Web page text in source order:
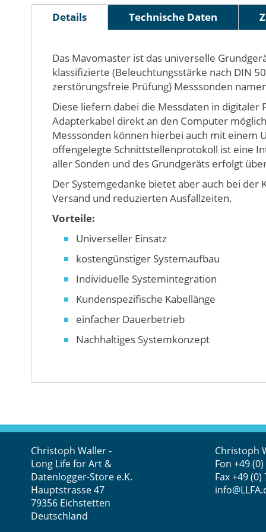
Bildergalerie
springenDetails
Das Mavomaster ist das universelle
klassifizierte (Beleuchtungsstärke nach DIN
zerstörungsfreie Prüfung) Messsonden
Diese liefern dabei die Messdaten in digitaler
Adapterkabel direkt an den Computer
Messsonden können hierbei auch mit einem
offengelegte Schnittstellenprotokoll ist eine
aller Sonden und des Grundgeräts erfolgt
Der Systemgedanke bietet aber auch bei
Versand und reduzierten Ausfallzeiten.
Vorteile:
Universeller Einsatz
kostengünstiger Systemaufbau
Individuelle Systemintegration
Kundenspezifische Kabellänge
einfacher Dauerbetrieb
Nachhaltiges Systemkonzept
Technische Daten
Christoph Waller -
Long Life for Art &
Datenlogger-Store e.K.
Hauptstrasse 47
79356 Eichstetten
Deutschland
Christoph
Fon +49
Fax +49